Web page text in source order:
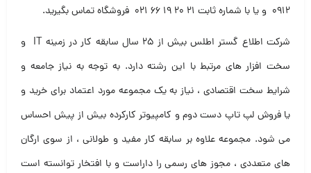
۰۹۱۲ و یا با شماره ثابت ۲۱ ۲۰ ۱۹ ۶۶ ۰۲۱ فروشگاه تماس بگیرید
.
شرکت اطلاع گستر اطلس بیش از ۲۵ سال سابقه کار در زمینه IT و
سخت افزار های مرتبط با این رشته دارد. به توجه به نیاز جامعه و
شرایط سخت اقتصادی ، نیاز به یک مجموعه مورد اعتماد برای خرید و
یا فروش لپ تاپ دست دوم و کامپیوتر کارکرده بیش از پیش احساس
می شود. مجموعه علاوه بر سابقه کار مفید و طولانی ، از سوی ارگان
های متعددی ، مجوز های رسمی را داراست و با افتخار توانسته است